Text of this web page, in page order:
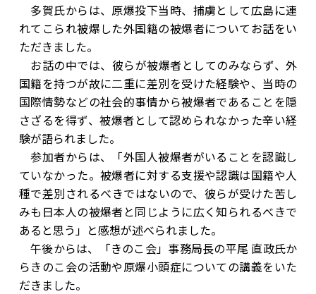
多賀氏からは、原爆投下当時、捕虜として広島に連
れてこられ被爆した外国籍の被爆者についてお話をい
ただきました。
お話の中では、彼らが被爆者としてのみならず、外
国籍を持つが故に二重に差別を受けた経験や、当時の
国際情勢などの社会的事情から被爆者であることを隠
さざるを得ず、被爆者として認められなかった辛い経
験が語られました。
参加者からは、「外国人被爆者がいることを認識し
ていなかった。被爆者に対する支援や認識は国籍や人
種で差別されるべきではないので、彼らが受けた苦し
みも日本人の被爆者と同じように広く知られるべきで
あると思う」と感想が述べられました。
午後からは、「きのこ会」事務局長の平尾 直政氏か
らきのこ会の活動や原爆小頭症についての講義をいた
だきました。